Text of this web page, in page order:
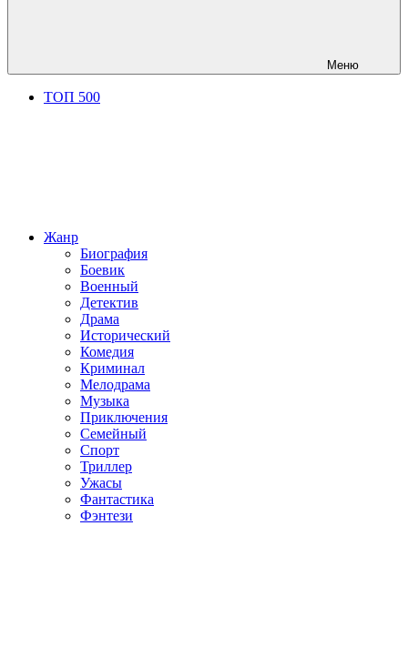
Меню
ТОП 500
Жанр
Биография
Боевик
Военный
Детектив
Драма
Исторический
Комедия
Криминал
Мелодрама
Музыка
Приключения
Семейный
Спорт
Триллер
Ужасы
Фантастика
Фэнтези